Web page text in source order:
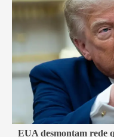
3 min read
EUA desmontam rede